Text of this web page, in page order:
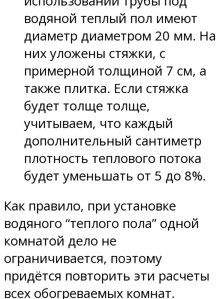
водяной теплый пол имеют
диаметр диаметром 20 мм. На
них уложены стяжки, с
примерной толщиной 7 см, а
также плитка. Если стяжка
будет толще толще,
учитываем, что каждый
дополнительный сантиметр
плотность теплового потока
будет уменьшать от 5 до 8%.
Как правило, при установке
водяного “теплого пола” одной
комнатой дело не
ограничивается, поэтому
придётся повторить эти расчеты
всех обогреваемых комнат.